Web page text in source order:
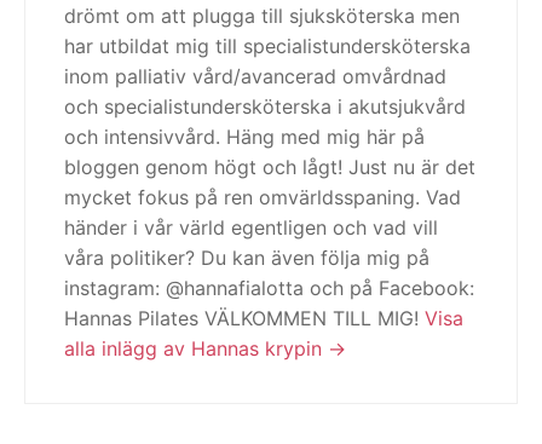
drömt om att plugga till sjuksköterska men
har utbildat mig till specialistundersköterska
inom palliativ vård/avancerad omvårdnad
och specialistundersköterska i akutsjukvård
och intensivvård. Häng med mig här på
bloggen genom högt och lågt! Just nu är det
mycket fokus på ren omvärldsspaning. Vad
händer i vår värld egentligen och vad vill
våra politiker? Du kan även följa mig på
instagram: @hannafialotta och på Facebook:
Hannas Pilates VÄLKOMMEN TILL MIG! Visa
alla inlägg av Hannas krypin